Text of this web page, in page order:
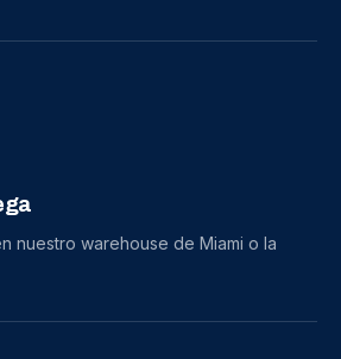
nuestro warehouse de Miami o la